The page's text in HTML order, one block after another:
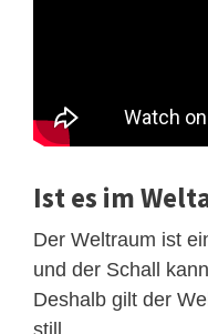
Ist es im
Der Weltraum ist
und der Schall
Deshalb gilt der
still.